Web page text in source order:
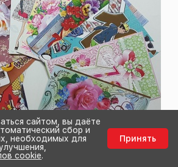
сайтом, вы даёте
сбор и
необходимых для
cookie.
Принять